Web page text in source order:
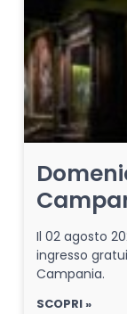
Il 02 agosto
ingresso
Campania.
SCOPRI »